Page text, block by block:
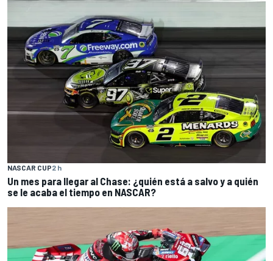
NASCAR CUP2 h
Un mes para llegar al Chase: ¿quién está a salvo y a quién
se le acaba el tiempo en NASCAR?